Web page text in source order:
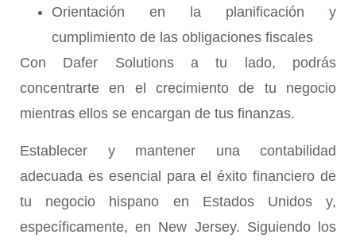
Orientación en la planificación y
cumplimiento de las obligaciones fiscales
Con Dafer Solutions a tu lado, podrás
concentrarte en el crecimiento de tu negocio
mientras ellos se encargan de tus finanzas.
Establecer y mantener una contabilidad
adecuada es esencial para el éxito financiero de
tu negocio hispano en Estados Unidos y,
específicamente, en New Jersey. Siguiendo los